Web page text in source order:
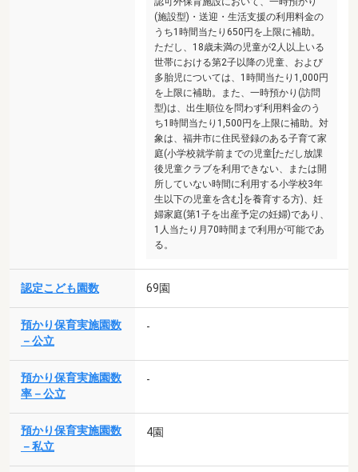
(施設型)・送迎・生活支援の利用料金の
うち1時間当たり650円を上限に補助。
ただし、18歳未満の児童が2人以上いる
世帯における第2子以降の児童、および
多胎児については、1時間当たり1,000円
を上限に補助。また、一時預かり(訪問
型)は、出生順位を問わず利用料金のう
ち1時間当たり1,500円を上限に補助。対
象は、福井市に住民登録のある子育て家
庭(小学校就学前までの児童[ただし放課
後児童クラブを利用できない、または開
所していない時間に利用する小学校3年
生以下の児童を含む]を養育する方)、妊
婦家庭(第1子を出産予定の妊婦)であり、
1人当たり月70時間まで利用が可能であ
る。
認定こども園数 69園
預かり保育実施園数
－公立
-
預かり保育実施園数
率－公立
-
預かり保育実施園数
－私立
4園